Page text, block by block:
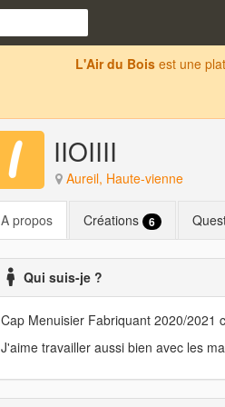
L'Air du Bois est une
IIOIIII
Aureil, Haute-vienne
A propos Créations 6
Qui suis-je ?
Cap Menuisier Fabriquant 2020/2021
J'aime travailler aussi bien avec les